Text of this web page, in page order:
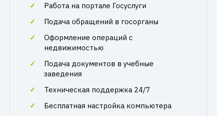
Работа на портале Госуслуги
Подача обращений в госорганы
Оформление операций с
недвижимостью
Подача документов в учебные
заведения
Техническая поддержка 24/7
Бесплатная настройка компьютера